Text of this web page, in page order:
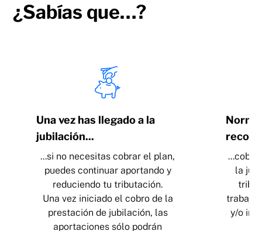
¿Sabías que…?
Una vez has llegado a la
jubilación...
...si no necesitas cobrar el plan,
puedes continuar aportando y
reduciendo tu tributación.
Una vez iniciado el cobro de la
prestación de jubilación, las
aportaciones sólo podrán
la
trabajo,
y/o